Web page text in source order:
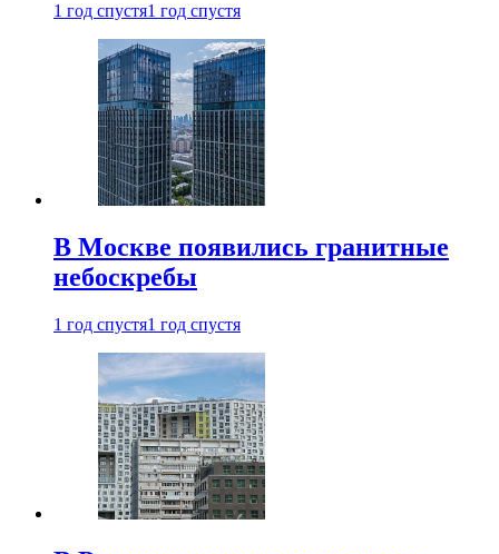
1 год спустя1 год спустя
В Москве появились гранитные
небоскребы
1 год спустя1 год спустя